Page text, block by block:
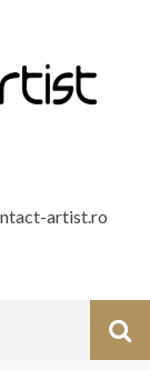
artist.ro